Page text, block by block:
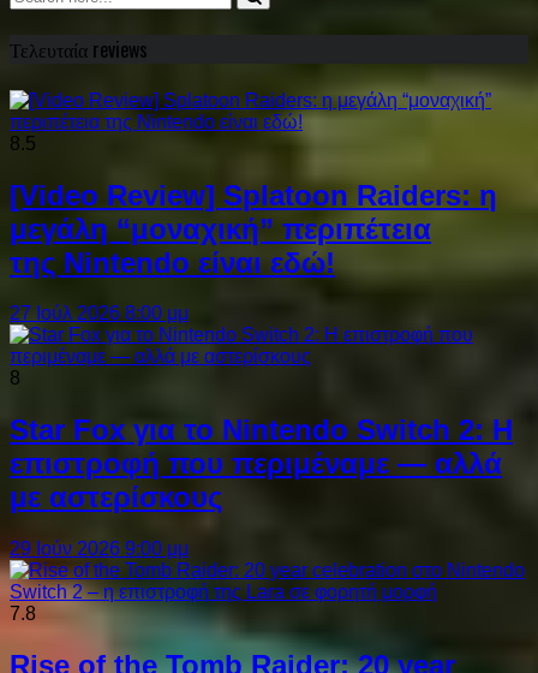
Τελευταία reviews
8.5
[Video Review] Splatoon Raiders: η
μεγάλη “μοναχική” περιπέτεια
της Nintendo είναι εδώ!
27 Ιούλ 2026 8:00 μμ
8
Star Fox για το Nintendo Switch 2: Η
επιστροφή που περιμέναμε — αλλά
με αστερίσκους
29 Ιούν 2026 9:00 μμ
7.8
Rise of the Tomb Raider: 20 year